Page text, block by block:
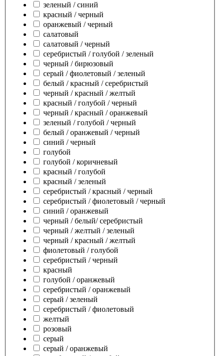
зеленый / синий
красный / черный
оранжевый / черный
салатовый
салатовый / черный
серебристый / голубой / зеленый
черный / бирюзовый
серый / фиолетовый / зеленый
белый / красный / серебристый
черный / красный / желтый
красный / голубой / черный
черный / красный / оранжевый
зеленый / голубой / черный
белый / оранжевый / черный
синий / черный
голубой
голубой / коричневый
красный / голубой
красный / зеленый
серебристый / красный / черный
серебристый / фиолетовый / черный
синий / оранжевый
черный / белый/ серебристый
черный / желтый / зеленый
черный / красный / желтый
фиолетовый / голубой
серебристый / черный
красный
голубой / оранжевый
серебристый / оранжевый
серый / зеленый
серебристый / фиолетовый
желтый
розовый
серый
серый / оранжевый